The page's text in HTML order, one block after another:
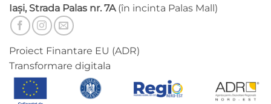
Iași, Strada Palas nr. 7A(în incinta Palas Mall)
Proiect Finantare EU (ADR)
Transformare digitala